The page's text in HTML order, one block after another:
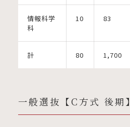
情報科学
科
10 83
計 80 1,700
一般選抜【C方式 後期】